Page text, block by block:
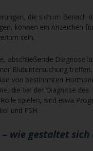
die sich im Bereich
können ein Anzeichen
sein.
abschließende Diagnose
Blutuntersuchung
von bestimmten
die bei der Diagnose des
spielen, sind etwa
und FSH.
– wie gestaltet sich